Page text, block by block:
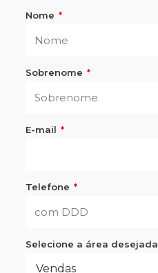
Nome
Sobrenome
E-mail
Telefone
Selecione a área desejada